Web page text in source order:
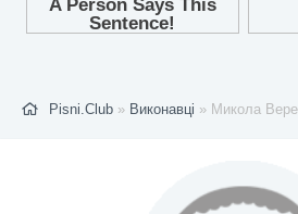
Pisni.Club » Виконавці » Микола